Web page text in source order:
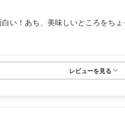
い！あち、美味しいところをちょ
レビューを見る